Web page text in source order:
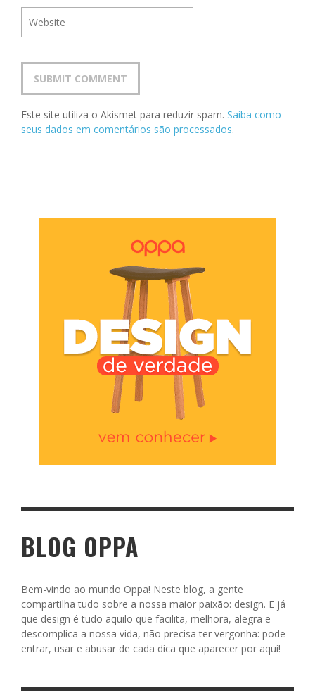
Este site utiliza o Akismet para reduzir spam. Saiba como
seus dados em comentários são processados.
BLOG OPPA
Bem-vindo ao mundo Oppa! Neste blog, a gente
compartilha tudo sobre a nossa maior paixão: design. E já
que design é tudo aquilo que facilita, melhora, alegra e
descomplica a nossa vida, não precisa ter vergonha: pode
entrar, usar e abusar de cada dica que aparecer por aqui!